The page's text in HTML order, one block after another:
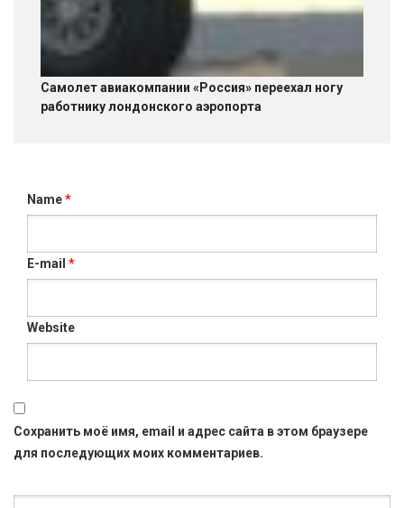
Самолет авиакомпании «Россия» переехал ногу
работнику лондонского аэропорта
Name*
E-mail *
Website
Сохранить моё имя, email и адрес сайта в этом браузере
для последующих моих комментариев.